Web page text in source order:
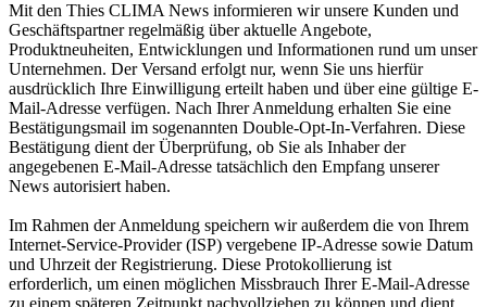
Mit den Thies CLIMA News informieren wir unsere Kunden und
Geschäftspartner regelmäßig über aktuelle Angebote,
Produktneuheiten, Entwicklungen und Informationen rund um unser
Unternehmen. Der Versand erfolgt nur, wenn Sie uns hierfür
ausdrücklich Ihre Einwilligung erteilt haben und über eine gültige E-
Mail-Adresse verfügen. Nach Ihrer Anmeldung erhalten Sie eine
Bestätigungsmail im sogenannten Double-Opt-In-Verfahren. Diese
Bestätigung dient der Überprüfung, ob Sie als Inhaber der
angegebenen E-Mail-Adresse tatsächlich den Empfang unserer
News autorisiert haben.
Im Rahmen der Anmeldung speichern wir außerdem die von Ihrem
Internet-Service-Provider (ISP) vergebene IP-Adresse sowie Datum
und Uhrzeit der Registrierung. Diese Protokollierung ist
erforderlich, um einen möglichen Missbrauch Ihrer E-Mail-Adresse